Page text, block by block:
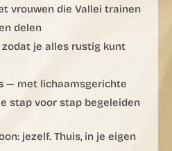
vrouwen die Vallei trainen
delen
je alles rustig kunt
— met lichaamsgerichte
stap voor stap begeleiden
jezelf. Thuis, in je eigen